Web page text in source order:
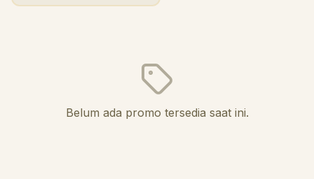
Belum ada promo tersedia saat ini.